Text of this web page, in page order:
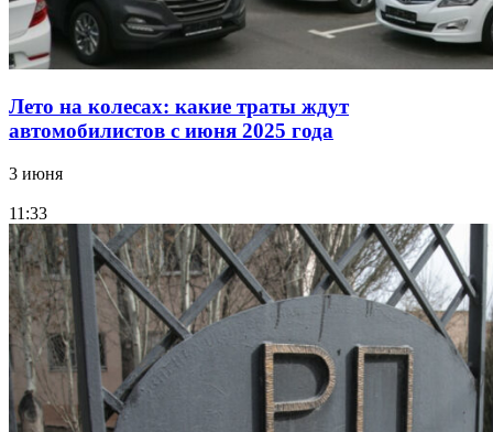
Лето на колесах: какие траты ждут
автомобилистов с июня 2025 года
3 июня
11:33